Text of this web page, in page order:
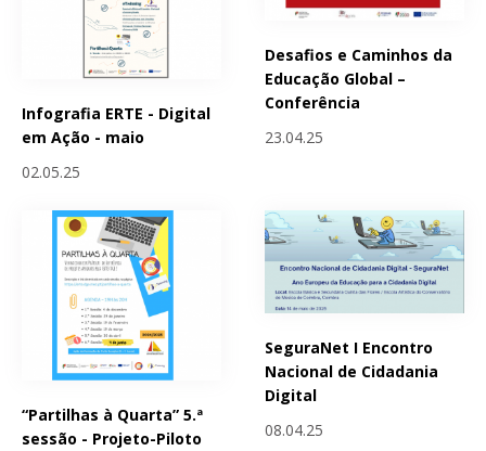
Infografia ERTE - Digital
em Ação - maio
02.05.25
Desafios e Caminhos da
Educação Global –
Conferência
23.04.25
“Partilhas à Quarta” 5.ª
sessão - Projeto-Piloto
SeguraNet I Encontro
Nacional de Cidadania
Digital
08.04.25